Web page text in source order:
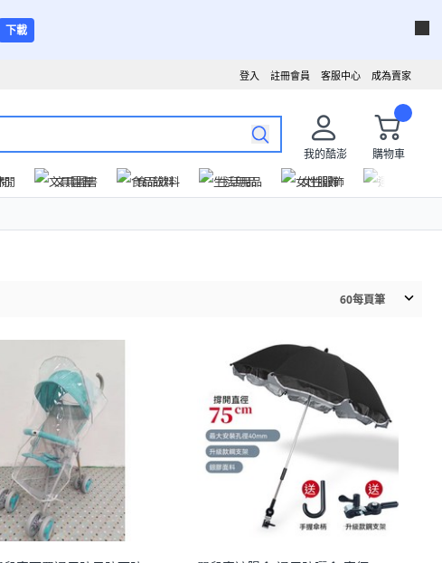
下載
成為賣家
客服中心
註冊會員
登入
我的酷澎
購物車
閒 文具圖書 食品飲料 生活用品 女性服飾
60每頁筆